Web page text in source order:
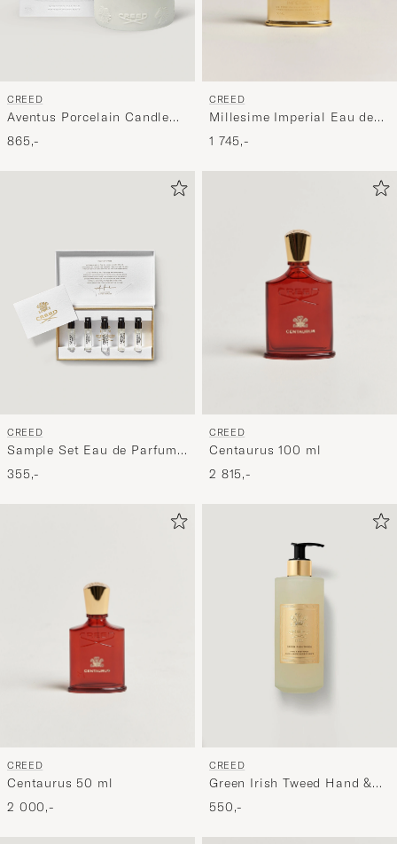
CREED
Aventus Porcelain Candle
220g
865,-
CREED
Millesime Imperial Eau de
Parfum 50ml
1 745,-
CREED
Sample Set Eau de Parfum
5 x 1,7 ml
355,-
CREED
Centaurus 100 ml
2 815,-
CREED
Centaurus 50 ml
2 000,-
CREED
Green Irish Tweed Hand &
Body Wash 300ml
550,-